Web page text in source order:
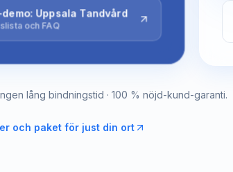
Uppsala Tandvård
och FAQ
lång bindningstid · 100 % nöjd-kund-garanti.
och paket för just din ort